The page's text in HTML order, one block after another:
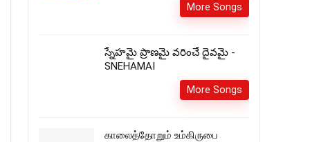
More Songs
స్నేహమై ప్రాణమై వరించే దైవమై -
SNEHAMAI
More Songs
காலைத்தோறும் உம்கிருபை